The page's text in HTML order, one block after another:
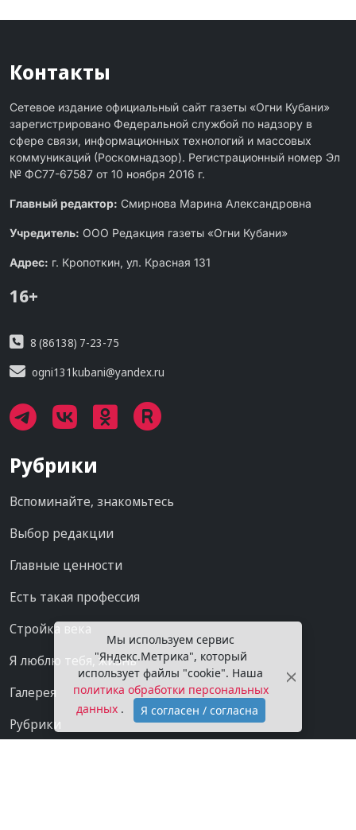
Контакты
Сетевое издание официальный сайт газеты «Огни Кубани»
зарегистрировано Федеральной службой по надзору в
сфере связи, информационных технологий и массовых
коммуникаций (Роскомнадзор). Регистрационный номер Эл
№ ФС77-67587 от 10 ноября 2016 г.
Главный редактор: Смирнова Марина Александровна
Учредитель: ООО Редакция газеты «Огни Кубани»
Адрес: г. Кропоткин, ул. Красная 131
16+
8 (86138) 7-23-75
ogni131kubani@yandex.ru
Рубрики
Вспоминайте, знакомьтесь
Выбор редакции
Главные ценности
Есть такая профессия
Стройка века
Я люблю тебя, жизнь
Галерея
Рубрики
Мы используем сервис
"Яндекс.Метрика", который
использует файлы "cookie". Наша
политика обработки персональных
данных . Я согласен / согласна